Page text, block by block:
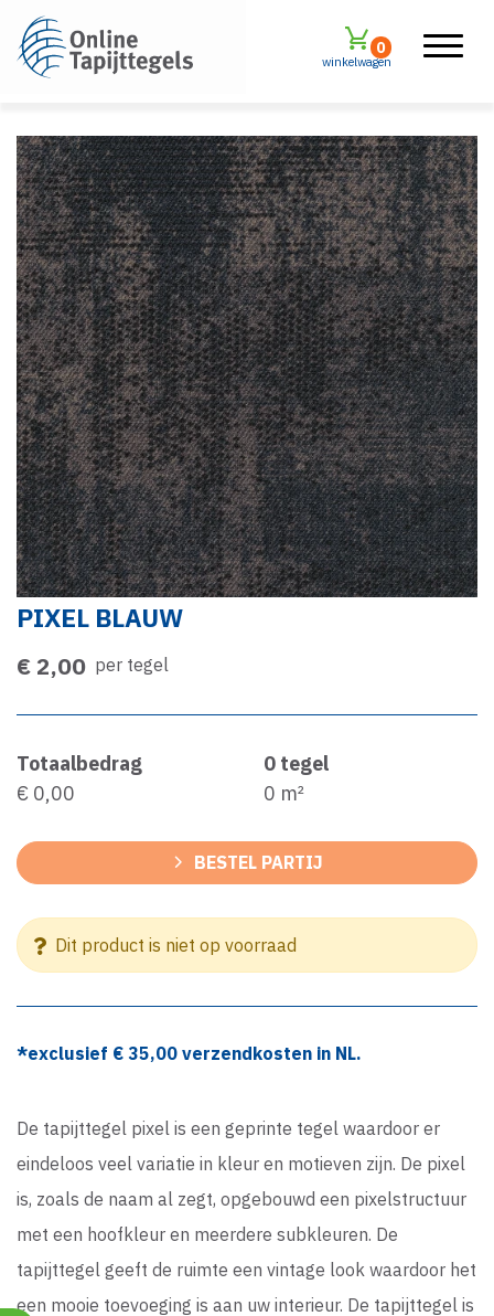
winkelwagen
0
PIXEL BLAUW
€ 2,00 per tegel
Totaalbedrag
€ 0,00
0 tegel
0 m²
BESTEL PARTIJ
Dit product is niet op voorraad
*exclusief € 35,00 verzendkosten in NL.
De tapijttegel pixel is een geprinte tegel waardoor er
eindeloos veel variatie in kleur en motieven zijn. De pixel
is, zoals de naam al zegt, opgebouwd een pixelstructuur
met een hoofkleur en meerdere subkleuren. De
tapijttegel geeft de ruimte een vintage look waardoor het
een mooie toevoeging is aan uw interieur. De tapijttegel is